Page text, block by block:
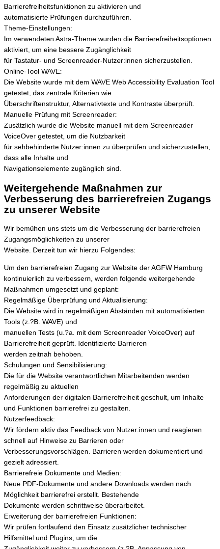
Barrierefreiheitsfunktionen zu aktivieren und
automatisierte Prüfungen durchzuführen.
Theme-Einstellungen:
Im verwendeten Astra-Theme wurden die Barrierefreiheitsoptionen
aktiviert, um eine bessere Zugänglichkeit
für Tastatur- und Screenreader-Nutzer:innen sicherzustellen.
Online-Tool WAVE:
Die Website wurde mit dem WAVE Web Accessibility Evaluation Tool
getestet, das zentrale Kriterien wie
Überschriftenstruktur, Alternativtexte und Kontraste überprüft.
Manuelle Prüfung mit Screenreader:
Zusätzlich wurde die Website manuell mit dem Screenreader
VoiceOver getestet, um die Nutzbarkeit
für sehbehinderte Nutzer:innen zu überprüfen und sicherzustellen,
dass alle Inhalte und
Navigationselemente zugänglich sind.
Weitergehende Maßnahmen zur
Verbesserung des barrierefreien Zugangs
zu unserer Website
Wir bemühen uns stets um die Verbesserung der barrierefreien
Zugangsmöglichkeiten zu unserer
Website. Derzeit tun wir hierzu Folgendes:
Um den barrierefreien Zugang zur Website der AGFW Hamburg
kontinuierlich zu verbessern, werden folgende weitergehende
Maßnahmen umgesetzt und geplant:
Regelmäßige Überprüfung und Aktualisierung:
Die Website wird in regelmäßigen Abständen mit automatisierten
Tools (z.?B. WAVE) und
manuellen Tests (u.?a. mit dem Screenreader VoiceOver) auf
Barrierefreiheit geprüft. Identifizierte Barrieren
werden zeitnah behoben.
Schulungen und Sensibilisierung:
Die für die Website verantwortlichen Mitarbeitenden werden
regelmäßig zu aktuellen
Anforderungen der digitalen Barrierefreiheit geschult, um Inhalte
und Funktionen barrierefrei zu gestalten.
Nutzerfeedback:
Wir fördern aktiv das Feedback von Nutzer:innen und reagieren
schnell auf Hinweise zu Barrieren oder
Verbesserungsvorschlägen. Barrieren werden dokumentiert und
gezielt adressiert.
Barrierefreie Dokumente und Medien:
Neue PDF-Dokumente und andere Downloads werden nach
Möglichkeit barrierefrei erstellt. Bestehende
Dokumente werden schrittweise überarbeitet.
Erweiterung der barrierefreien Funktionen:
Wir prüfen fortlaufend den Einsatz zusätzlicher technischer
Hilfsmittel und Plugins, um die